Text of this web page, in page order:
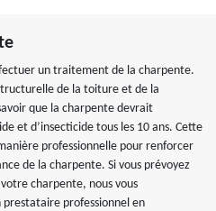
un traitement de la charpente.
de la toiture et de la
que la charpente devrait
et d’insecticide tous les 10 ans. Cette
professionnelle pour renforcer
de la charpente. Si vous prévoyez
charpente, nous vous
professionnel en